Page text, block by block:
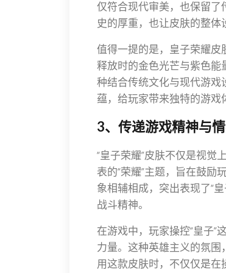
仅符合现代审美，也保留了
史的厚重，也让皮肤的整体
值得一提的是，皇子荣耀皮
释放时的金色光芒与紫色能
种结合传统文化与现代游
蕴，给玩家带来独特的游戏
3、传递游戏精神与
“皇子荣耀”皮肤不仅是视觉
表的“荣耀”主题，旨在鼓励
象相辅相成，突出表现了“
战斗精神。
在游戏中，玩家操控“皇子”
力量。这种英雄主义的氛
用这款皮肤时，不仅仅是